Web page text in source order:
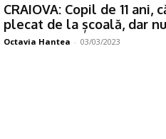
CRAIOVA: Copil de 11
plecat de la școală, dar
Octavia Hantea - 03/03/2023